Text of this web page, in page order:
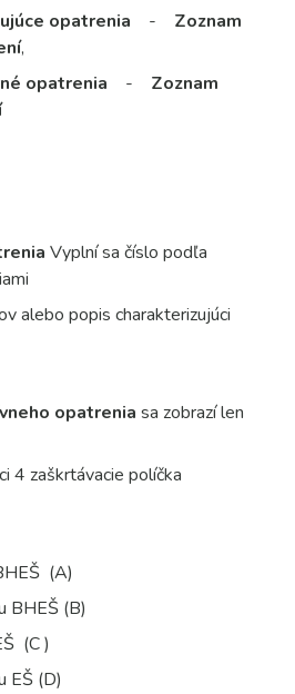
opatrenia - Zoznam
,
opatrenia - Zoznam
Vyplní sa číslo podľa
alebo popis charakterizujúci
opatrenia sa zobrazí len
4 zaškrtávacie políčka
(A)
BHEŠ (B)
(C )
EŠ (D)